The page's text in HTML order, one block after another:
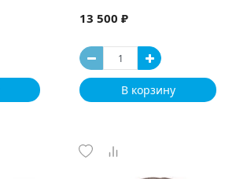
13 500 ₽
В корзину